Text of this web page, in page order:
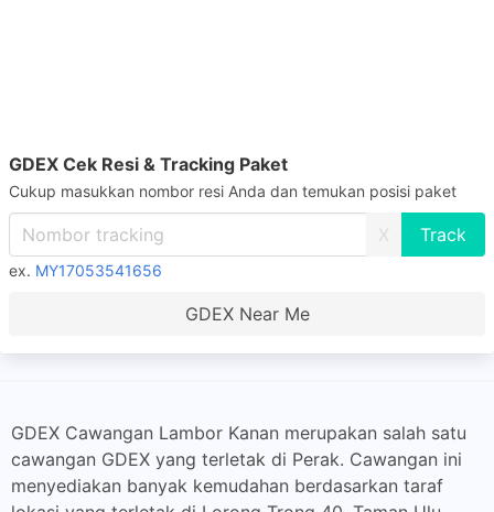
GDEX Cek Resi & Tracking Paket
Cukup masukkan nombor resi Anda dan temukan posisi paket
X
ex. MY17053541656
GDEX Near Me
GDEX Cawangan Lambor Kanan merupakan salah satu
cawangan GDEX yang terletak di Perak. Cawangan ini
menyediakan banyak kemudahan berdasarkan taraf